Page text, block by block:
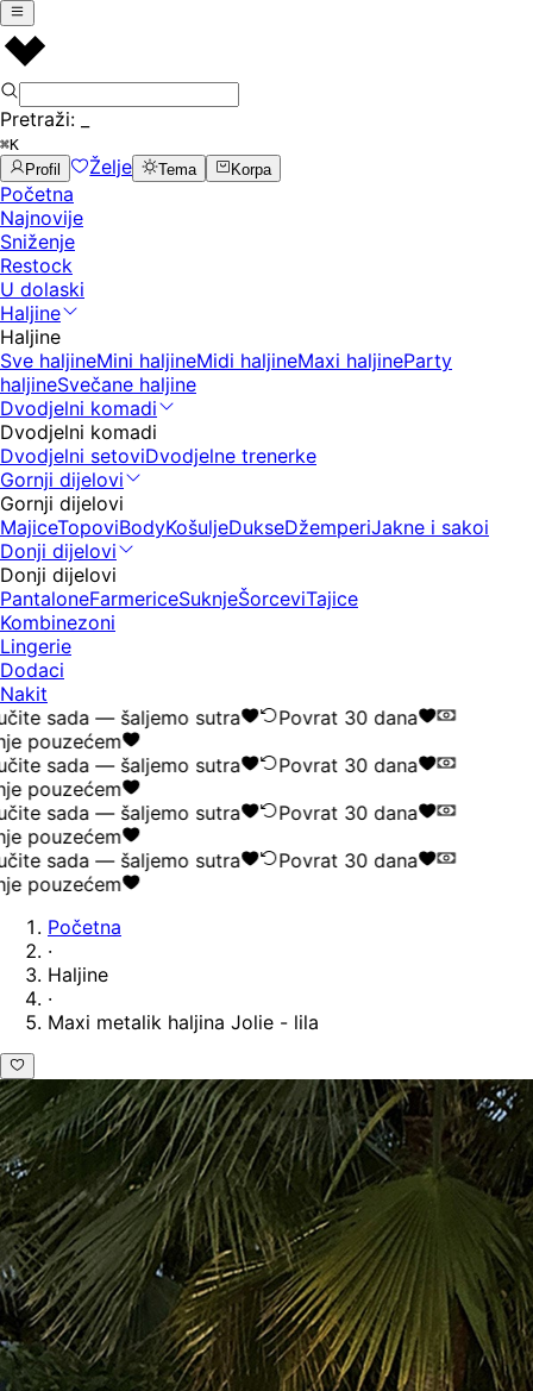
Pretraži:
⌘K
Profil
Želje Tema Korpa
Početna
Najnovije
Sniženje
Restock
U dolaski
Haljine
Haljine
Sve haljineMini haljineMidi haljineMaxi haljineParty
haljineSvečane haljine
Dvodjelni komadi
Dvodjelni komadi
Dvodjelni setoviDvodjelne trenerke
Gornji dijelovi
Gornji dijelovi
MajiceTopoviBodyKošuljeDukseDžemperiJakne i sakoi
Donji dijelovi
Donji dijelovi
PantaloneFarmericeSuknjeŠorceviTajice
Kombinezoni
Lingerie
Dodaci
Nakit
sada — šaljemo sutra
Povrat 30 dana
pouzećem
sada — šaljemo sutra
Povrat 30 dana
pouzećem
sada — šaljemo sutra
Povrat 30 dana
pouzećem
sada — šaljemo sutra
Povrat 30 dana
pouzećem
Početna
·
Haljine
·
Maxi metalik haljina Jolie - lila